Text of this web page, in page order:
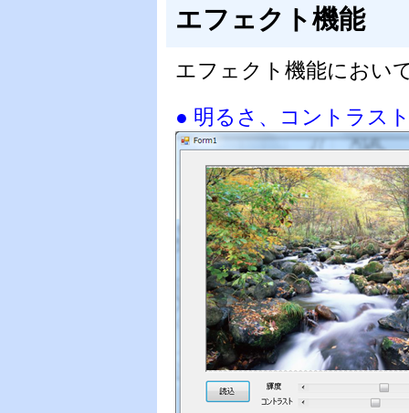
エフェクト機能
エフェクト機能におい
● 明るさ、コントラス